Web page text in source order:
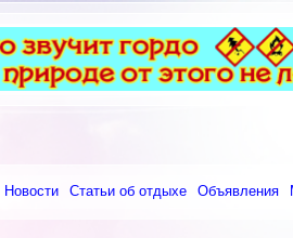
Новости Статьи об отдыхе Объявления